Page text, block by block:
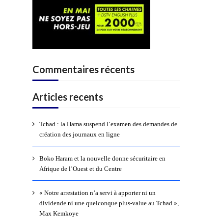
Commentaires récents
Articles recents
Tchad : la Hama suspend l’examen des demandes de
création des journaux en ligne
Boko Haram et la nouvelle donne sécuritaire en
Afrique de l’Ouest et du Centre
« Notre arrestation n’a servi à apporter ni un
dividende ni une quelconque plus-value au Tchad »,
Max Kemkoye